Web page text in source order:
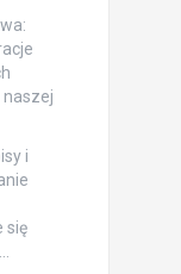
naszej
i
się